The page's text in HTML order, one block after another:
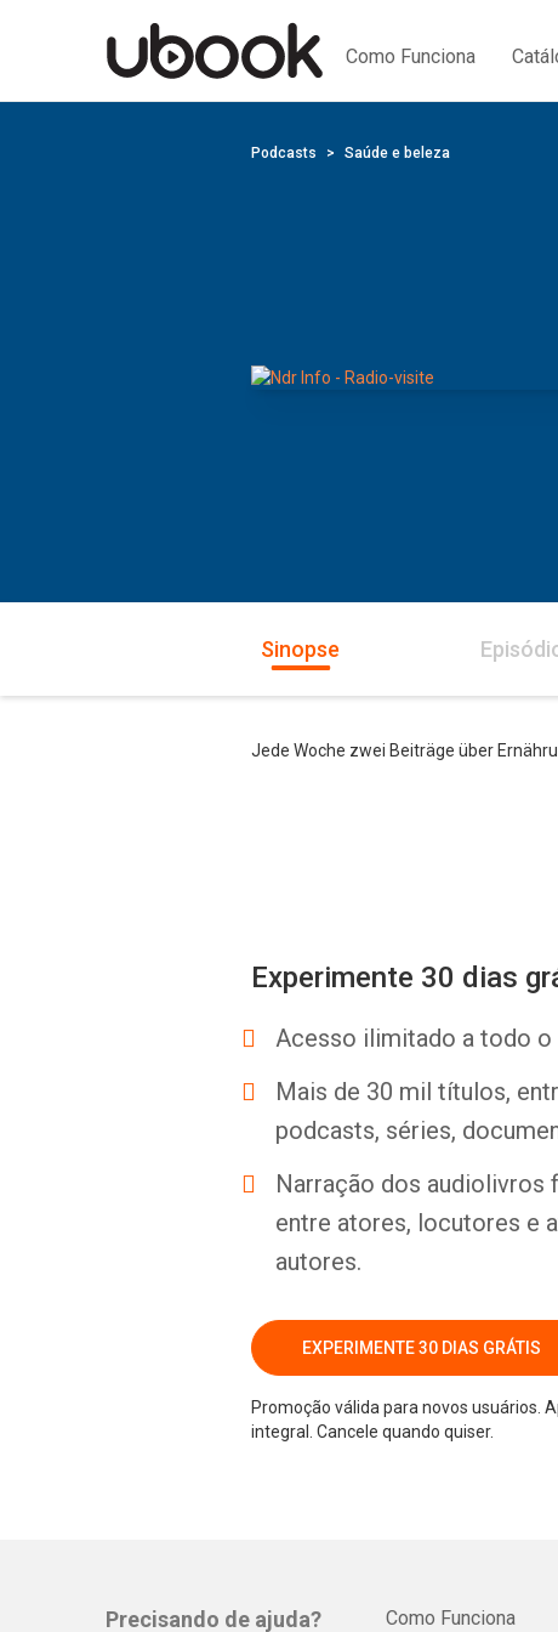
Como Funciona
Podcasts Saúde e beleza
Sinopse
Jede Woche zwei Beiträge über
Experimente 30 dias
Acesso ilimitado a todo
Mais de 30 mil títulos,
podcasts, séries,
Narração dos audiolivros
entre atores, locutores e
autores.
EXPERIMENTE 30 DIAS GRÁTIS
Promoção válida para novos usuários.
integral. Cancele quando quiser.
Precisando de ajuda? Como Funciona